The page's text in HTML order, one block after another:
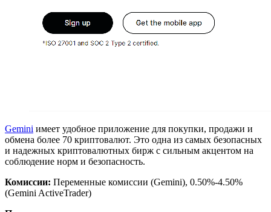
Gemini имеет удобное приложение для покупки, продажи и
обмена более 70 криптовалют. Это одна из самых безопасных
и надежных криптовалютных бирж с сильным акцентом на
соблюдение норм и безопасность.
Комиссии: Переменные комиссии (Gemini), 0.50%-4.50%
(Gemini ActiveTrader)